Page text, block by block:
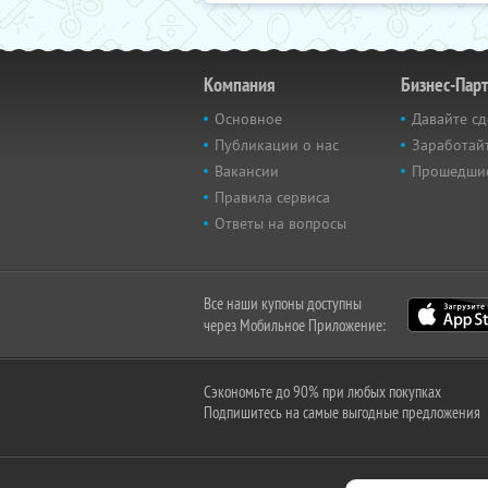
Компания
Основное
Публикации о нас
Вакансии
Правила сервиса
Ответы на вопросы
Бизнес-
Давайте
Все наши купоны доступны
через Мобильное Приложение:
Сэкономьте до 90% при любых покупках
Подпишитесь на самые выгодные предложения